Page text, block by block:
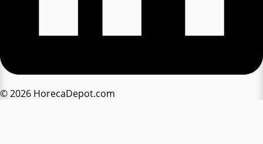
© 2026 HorecaDepot.com